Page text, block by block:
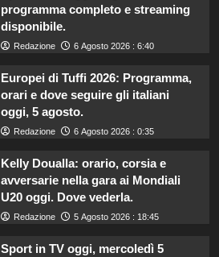
programma completo e streaming
disponibile.
Redazione 6 Agosto 2026 : 6:40
Europei di Tuffi 2026: Programma,
orari e dove seguire gli italiani
oggi, 5 agosto.
Redazione 6 Agosto 2026 : 0:35
Kelly Doualla: orario, corsia e
avversarie nella gara ai Mondiali
U20 oggi. Dove vederla.
Redazione 5 Agosto 2026 : 18:45
Sport in TV oggi, mercoledì 5